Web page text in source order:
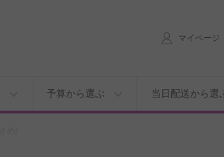
マイページ
予算から選ぶ 当日配送から選